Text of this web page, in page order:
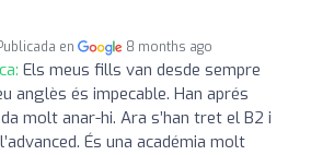
en 8 months ago
Els meus fills van desde sempre
anglès és impecable. Han aprés
molt anar-hi. Ara s’han tret el B2 i
És una académia molt